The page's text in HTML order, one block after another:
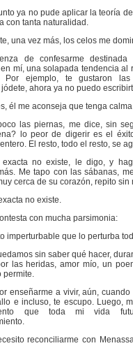
ya no pude aplicar la teoría
con tanta naturalidad.
una vez más, los celos me
de confesarme
mí, una solapada tendencia al
Por ejemplo, te gustaron las
ahora ya no puedo
él me aconseja que tenga
las piernas, me dice, sin
lo peor de digerir es el
El resto, todo el resto, se
exacta no existe, le digo, y
Me tapo con las sábanas,
cerca de su corazón, repito sin
no existe.
con mucha parsimonia:
imperturbable que lo perturba
sin saber qué hacer,
las heridas, amor mío, un
permite.
enseñarme a vivir, aún,
e incluso, te escupo. Luego,
que toda mi vida
reconciliarme con